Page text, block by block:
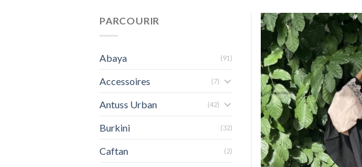
PARCOURIR
Abaya (91)
Accessoires (7)
Antuss Urban (42)
Burkini (32)
Caftan (2)